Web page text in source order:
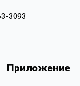
3093
Приложение